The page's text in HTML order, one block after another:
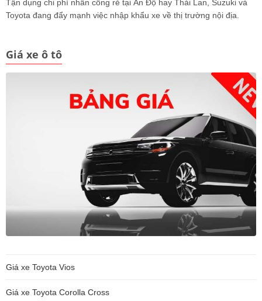
Tận dụng chi phí nhân công rẻ tại Ấn Độ hay Thái Lan, Suzuki và
Toyota đang đẩy mạnh việc nhập khẩu xe về thị trường nội địa.
Giá xe ô tô
Giá xe Toyota Vios
Giá xe Toyota Corolla Cross